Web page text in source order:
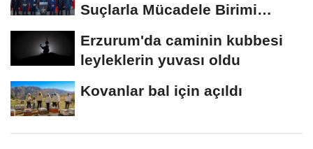
Suçlarla Mücadele Birimi
Erzurum'da caminin kubbesi
leyleklerin yuvası oldu
Kovanlar bal için açıldı